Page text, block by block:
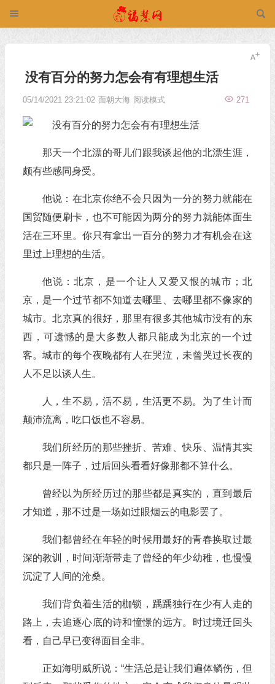
没有百分的努力怎会有有理想生活
05/14/2021 23:21:02 面朝大海 271
阅读模式
那天一个北漂的哥儿们跟我谈起他的北漂生涯，
颇有些感同身受。
他说：在北京你绝不会只因为一分的努力就能在
国贸随便刷卡，也不可能因为两分的努力就能体面生
活在三环里。你只有拿出一百分的努力才有机会在这
里过上理想的生活。
他说：北京，是一个让人又爱又恨的城市；北
京，是一个过节都不知道去哪里、去哪里都不像家的
城市。北京真的很好，那里有很多其他城市没有的东
西，可遗憾的是大多数人都只能成为北京的一个过
客。城市的每个夜晚都有人在哭泣，未曾哭过长夜的
人不足以谈人生。
人，生不易，活不易，生活更不易。为了生计而
颠沛流离，吃口饭也不容易。
我们所经历的那些挫折、苦难、快乐、温情其实
都只是一阵子，过后回头看看好像那都不算什么。
曾经以为所经历过的那些都是真实的，直到最后
才知道，那不过是一场如过眼烟云的电影罢了。
我们都曾经在年轻的时候用最好的青春换取过最
深的教训，时间渐渐带走了曾经的年少幼稚，也慢慢
沉淀了人间的沧桑。
我们背负着生活的枷锁，踽踽独行在少有人走的
路上，去追逐心底的诗和憧憬的远方。时过境迁回头
看，自己早已变得面目全非。
正如海明威所说：“生活总是让我们遍体鳞伤，但